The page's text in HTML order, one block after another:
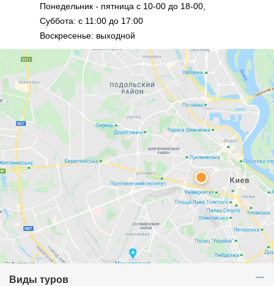
Понедельник - пятница с 10-00 до 18-00,
Суббота: с 11:00 до 17:00
Воскресенье: выходной
Виды туров